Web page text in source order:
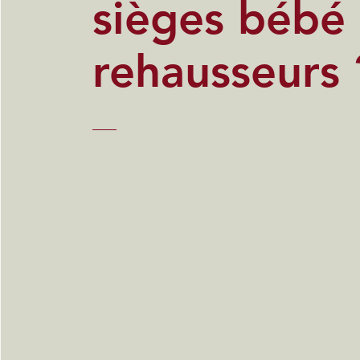
sièges bébé
rehausseurs